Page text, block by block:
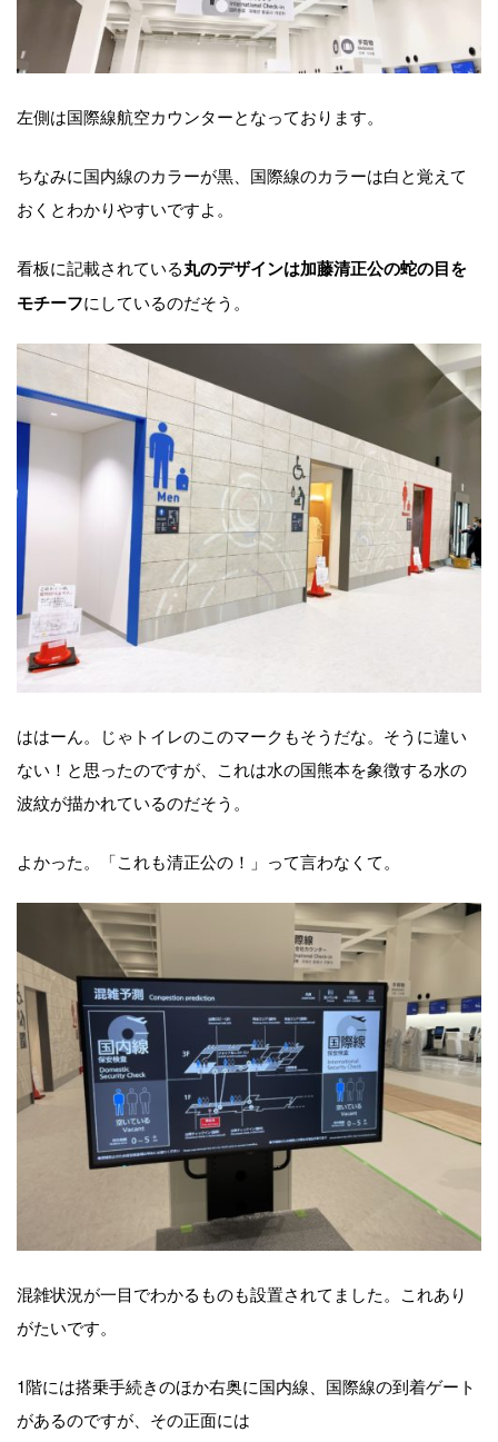
左側は国際線航空カウンターとなっております。
ちなみに国内線のカラーが黒、国際線のカラーは白と覚えて
おくとわかりやすいですよ。
看板に記載されている丸のデザインは加藤清正公の蛇の目を
モチーフにしているのだそう。
ははーん。じゃトイレのこのマークもそうだな。そうに違い
ない！と思ったのですが、これは水の国熊本を象徴する水の
波紋が描かれているのだそう。
よかった。「これも清正公の！」って言わなくて。
混雑状況が一目でわかるものも設置されてました。これあり
がたいです。
1階には搭乗手続きのほか右奥に国内線、国際線の到着ゲート
があるのですが、その正面には